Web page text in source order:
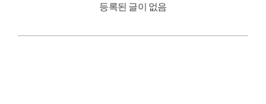
등록된 글이 없음